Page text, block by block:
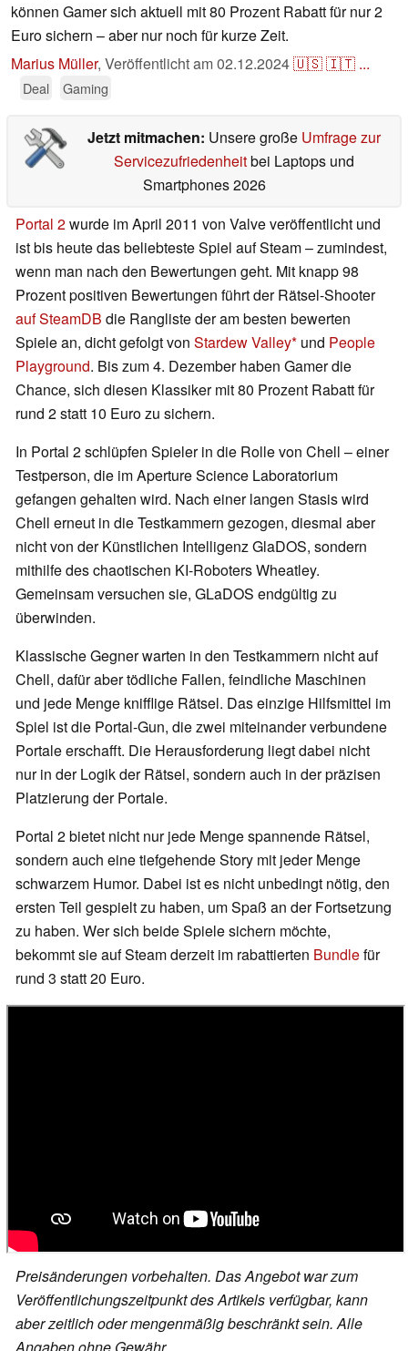
können Gamer sich aktuell mit 80 Prozent Rabatt für nur 2
Euro sichern – aber nur noch für kurze Zeit.
Marius Müller, Veröffentlicht am02.12.2024🇺🇸🇮🇹 ...
Deal Gaming
Jetzt mitmachen: Unsere große Umfrage zur
Servicezufriedenheitbei Laptops und
Smartphones 2026
Portal 2wurde im April 2011 von Valve veröffentlicht und
ist bis heute das beliebteste Spiel auf Steam – zumindest,
wenn man nach den Bewertungen geht. Mit knapp 98
Prozent positiven Bewertungen führt der Rätsel-Shooter
auf SteamDB die Rangliste der am besten bewerten
Spiele an, dicht gefolgt von Stardew Valley und People
Playground. Bis zum 4. Dezember haben Gamer die
Chance, sich diesen Klassiker mit 80 Prozent Rabatt für
rund 2 statt 10 Euro zu sichern.
In Portal 2 schlüpfen Spieler in die Rolle von Chell – einer
Testperson, die im Aperture Science Laboratorium
gefangen gehalten wird. Nach einer langen Stasis wird
Chell erneut in die Testkammern gezogen, diesmal aber
nicht von der Künstlichen Intelligenz GlaDOS, sondern
mithilfe des chaotischen KI-Roboters Wheatley.
Gemeinsam versuchen sie, GLaDOS endgültig zu
überwinden.
Klassische Gegner warten in den Testkammern nicht auf
Chell, dafür aber tödliche Fallen, feindliche Maschinen
und jede Menge knifflige Rätsel. Das einzige Hilfsmittel im
Spiel ist die Portal-Gun, die zwei miteinander verbundene
Portale erschafft. Die Herausforderung liegt dabei nicht
nur in der Logik der Rätsel, sondern auch in der präzisen
Platzierung der Portale.
Portal 2 bietet nicht nur jede Menge spannende Rätsel,
sondern auch eine tiefgehende Story mit jeder Menge
schwarzem Humor. Dabei ist es nicht unbedingt nötig, den
ersten Teil gespielt zu haben, um Spaß an der Fortsetzung
zu haben. Wer sich beide Spiele sichern möchte,
bekommt sie auf Steam derzeit im rabattierten Bundlefür
rund 3 statt 20 Euro.
Preisänderungen vorbehalten. Das Angebot war zum
Veröffentlichungszeitpunkt des Artikels verfügbar, kann
aber zeitlich oder mengenmäßig beschränkt sein. Alle